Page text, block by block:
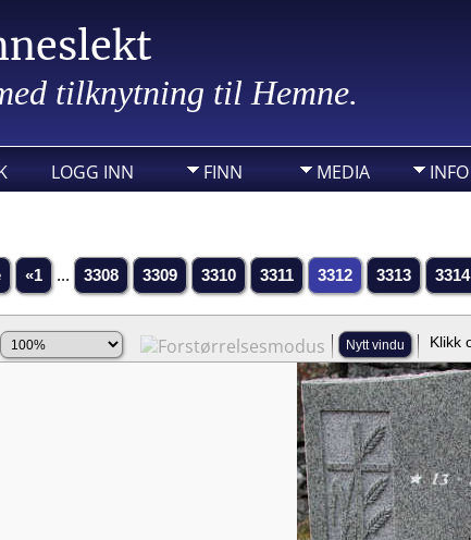
tilknytning til Hemne.
LOGG INN FINN MEDIA INFO
«1 ... 3308 3309 3310 3311 3312 3313 3314